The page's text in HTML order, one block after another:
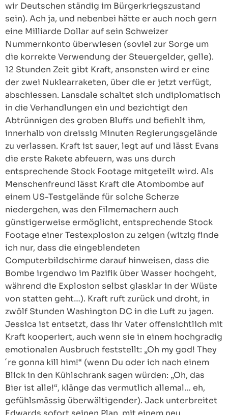
wir Deutschen ständig im Bürgerkriegszustand
sein). Ach ja, und nebenbei hätte er auch noch gern
eine Milliarde Dollar auf sein Schweizer
Nummernkonto überwiesen (soviel zur Sorge um
die korrekte Verwendung der Steuergelder, gelle).
12 Stunden Zeit gibt Kraft, ansonsten wird er eine
der zwei Nuklearraketen, über die er jetzt verfügt,
abschiessen. Lansdale schaltet sich undiplomatisch
in die Verhandlungen ein und bezichtigt den
Abtrünnigen des groben Bluffs und befiehlt ihm,
innerhalb von dreissig Minuten Regierungsgelände
zu verlassen. Kraft ist sauer, legt auf und lässt Evans
die erste Rakete abfeuern, was uns durch
entsprechende Stock Footage mitgeteilt wird. Als
Menschenfreund lässt Kraft die Atombombe auf
einem US-Testgelände für solche Scherze
niedergehen, was den Filmemachern auch
günstigerweise ermöglicht, entsprechende Stock
Footage einer Testexplosion zu zeigen (witzig finde
ich nur, dass die eingeblendeten
Computerbildschirme darauf hinweisen, dass die
Bombe irgendwo im Pazifik über Wasser hochgeht,
während die Explosion selbst glasklar in der Wüste
von statten geht…). Kraft ruft zurück und droht, in
zwölf Stunden Washington DC in die Luft zu jagen.
Jessica ist entsetzt, dass ihr Vater offensichtlich mit
Kraft kooperiert, auch wenn sie in einem hochgradig
emotionalen Ausbruch feststellt: „Oh my god! They
´re gonna kill him!“ (wenn Du oder ich nach einem
Blick in den Kühlschrank sagen würden: „Oh, das
Bier ist alle!“, klänge das vermutlich allemal… eh,
gefühlsmässig überwältigender). Jack unterbreitet